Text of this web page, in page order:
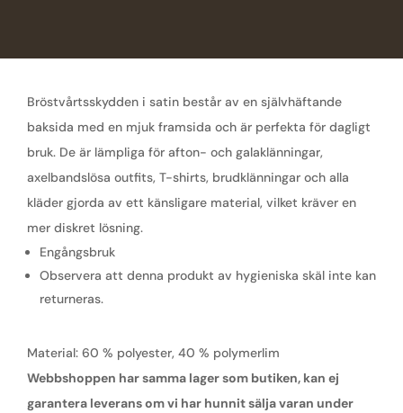
Bröstvårtsskydden i satin består av en självhäftande
baksida med en mjuk framsida och är perfekta för dagligt
bruk. De är lämpliga för afton- och galaklänningar,
axelbandslösa outfits, T-shirts, brudklänningar och alla
kläder gjorda av ett känsligare material, vilket kräver en
mer diskret lösning.
Engångsbruk
Observera att denna produkt av hygieniska skäl inte kan
returneras.
Material: 60 % polyester, 40 % polymerlim
Webbshoppen har samma lager som butiken, kan ej
garantera leverans om vi har hunnit sälja varan under